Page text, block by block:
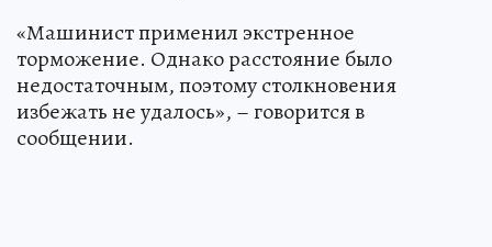
«Машинист применил экстренное
торможение. Однако расстояние было
недостаточным, поэтому столкновения
избежать не удалось», – говорится в
сообщении.